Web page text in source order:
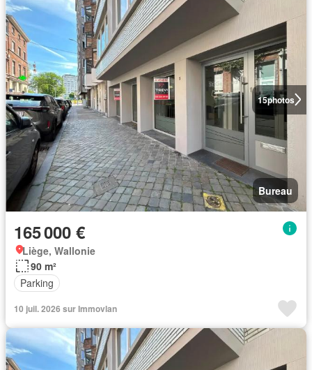
15photos
Bureau
165 000 €
Liège, Wallonie
90 m²
Parking
10 juil. 2026 sur Immovlan